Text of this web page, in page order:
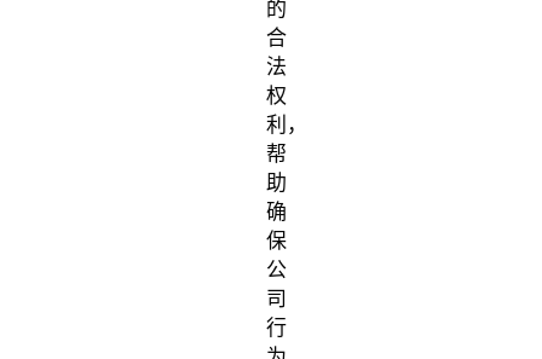
的
合
法
权
利，
帮
助
确
保
公
司
行